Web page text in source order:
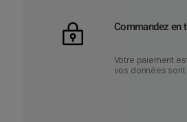
Commandez en
Votre paiement
vos données